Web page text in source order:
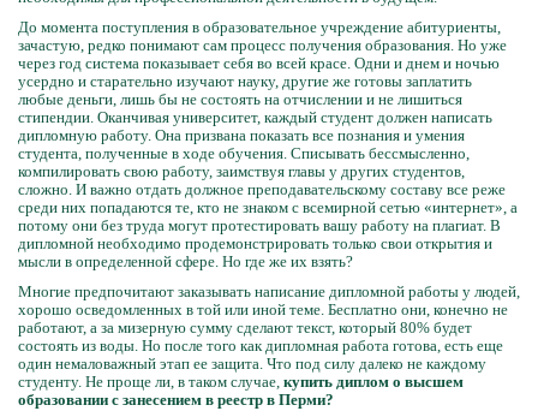
До момента поступления в образовательное учреждение абитуриенты,
зачастую, редко понимают сам процесс получения образования. Но уже
через год система показывает себя во всей красе. Одни и днем и ночью
усердно и старательно изучают науку, другие же готовы заплатить
любые деньги, лишь бы не состоять на отчислении и не лишиться
стипендии. Оканчивая университет, каждый студент должен написать
дипломную работу. Она призвана показать все познания и умения
студента, полученные в ходе обучения. Списывать бессмысленно,
компилировать свою работу, заимствуя главы у других студентов,
сложно. И важно отдать должное преподавательскому составу все реже
среди них попадаются те, кто не знаком с всемирной сетью «интернет», а
потому они без труда могут протестировать вашу работу на плагиат. В
дипломной необходимо продемонстрировать только свои открытия и
мысли в определенной сфере. Но где же их взять?
Многие предпочитают заказывать написание дипломной работы у людей,
хорошо осведомленных в той или иной теме. Бесплатно они, конечно не
работают, а за мизерную сумму сделают текст, который 80% будет
состоять из воды. Но после того как дипломная работа готова, есть еще
один немаловажный этап ее защита. Что под силу далеко не каждому
студенту. Не проще ли, в таком случае, купить диплом о высшем
образовании с занесением в реестр в Перми?